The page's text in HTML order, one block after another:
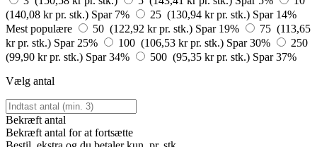
(140,08 kr pr. stk.) Spar 7% 25 (130,94 kr pr. stk.) Spar 14%
Mest populære
50 (122,92 kr pr. stk.) Spar 19%
75 (113,65
kr pr. stk.) Spar 25% 100 (106,53 kr pr. stk.) Spar 30%
250
(99,90 kr pr. stk.) Spar 34% 500 (95,35 kr pr. stk.) Spar 37%
Vælg antal
Bekræft antal
Bekræft antal for at fortsætte